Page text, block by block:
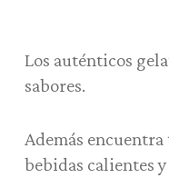
Los auténticos
sabores.
Además
bebidas calientes